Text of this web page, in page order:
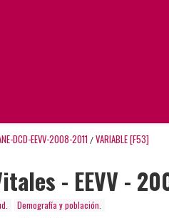
DCD-EEVV-2008-2011 / VARIABLE [F53]
- EEVV -
Demografía y población.